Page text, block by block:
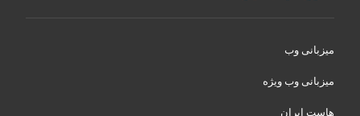
میزبانی وب
میزبانی وب ویژه
هاست ایران